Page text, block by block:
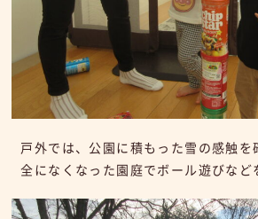
戸外では、公園に積もった雪の感触を
全になくなった園庭でボール遊びなど